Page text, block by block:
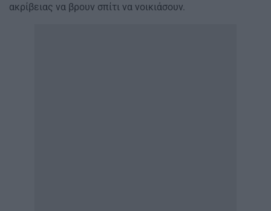
ακρίβειας να βρουν σπίτι να νοικιάσουν.